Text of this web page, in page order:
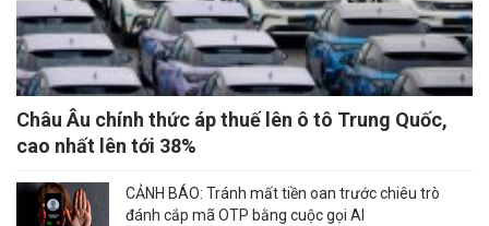
Châu Âu chính thức áp thuế lên ô tô Trung Quốc,
cao nhất lên tới 38%
CẢNH BÁO: Tránh mất tiền oan trước chiêu trò
đánh cắp mã OTP bằng cuộc gọi AI